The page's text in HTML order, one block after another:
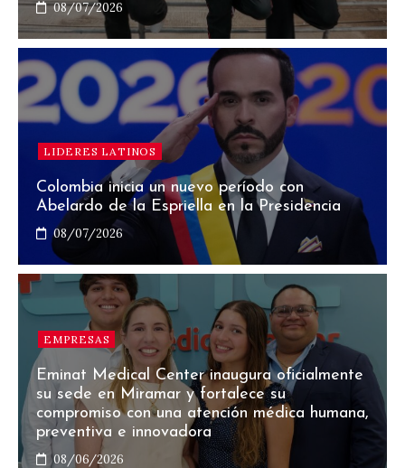
08/07/2026
LIDERES LATINOS
Colombia inicia un nuevo período con
Abelardo de la Espriella en la Presidencia
08/07/2026
EMPRESAS
Eminat Medical Center inaugura oficialmente
su sede en Miramar y fortalece su
compromiso con una atención médica humana,
preventiva e innovadora
08/06/2026